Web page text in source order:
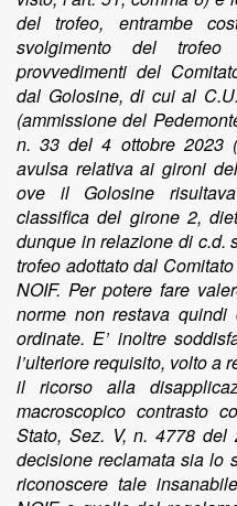
del trofeo, entrambe
svolgimento del
provvedimenti del
dal Golosine, di cui al
(ammissione del
n. 33 del 4 ottobre 2023
avulsa relativa ai gironi
ove il Golosine
classifica del girone 2,
dunque in relazione di c.d.
trofeo adottato dal
NOIF. Per potere fare
norme non restava
ordinate. E’ inoltre
l’ulteriore requisito, volto a
il ricorso alla
macroscopico contrasto
Stato, Sez. V, n. 4778
decisione reclamata sia lo
riconoscere tale